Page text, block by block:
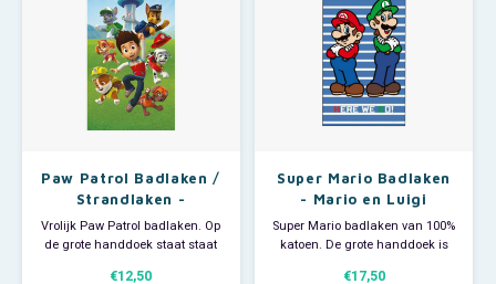
Paw Patrol Badlaken /
Strandlaken -
Sneldrogend
Vrolijk Paw Patrol badlaken. Op
de grote handdoek staat staat
€12,50
Super Mario Badlaken
- Mario en Luigi
Super Mario badlaken van 100%
katoen. De grote handdoek is
€17,50